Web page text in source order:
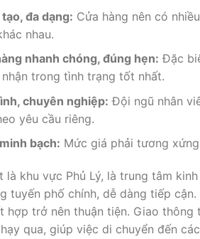
đa dạng: Cửa hàng nên có
nhau.
nhanh chóng, đúng hẹn: Đặc
trong tình trạng tốt nhất.
chuyên nghiệp: Đội ngũ nhân
yêu cầu riêng.
bạch: Mức giá phải tương
là khu vực Phủ Lý, là trung tâm
tuyến phố chính, dễ dàng tiếp
hợp trở nên thuận tiện. Giao
qua, giúp việc di chuyển đến